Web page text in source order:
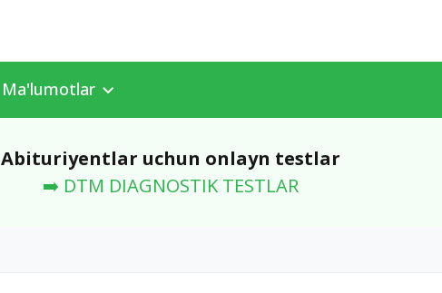
Ma'lumotlar
Abituriyentlar uchun onlayn testlar
➡️ DTM DIAGNOSTIK TESTLAR